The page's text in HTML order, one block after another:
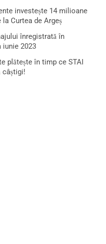
investește 14 milioane
Curtea de Argeș
înregistrată în
iunie 2023
plătește în timp ce STAI
câștigi!